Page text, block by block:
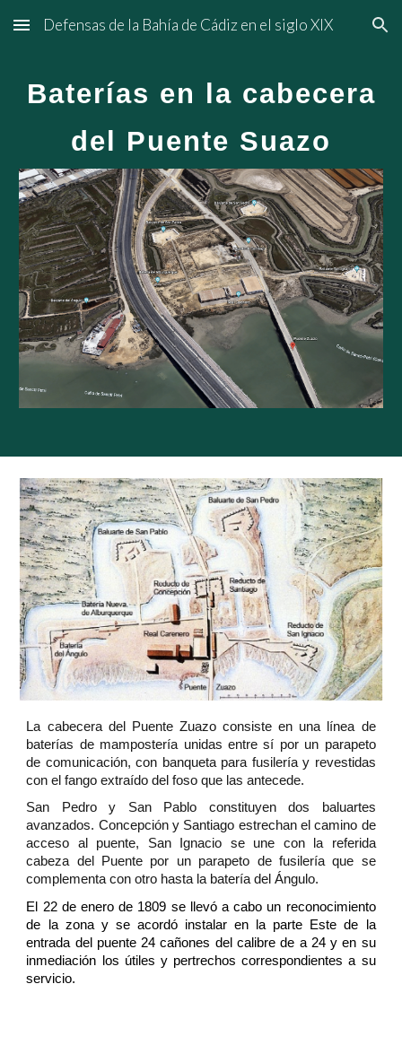
Skip to main content Skip to navigation
Defensas de la Bahía de Cádiz en el siglo XIX
Baterías en la cabecera
del Puente Suazo
La cabecera del Puente Zuazo consiste en una línea de
baterías de mampostería unidas entre sí por un parapeto
de comunicación, con banqueta para fusilería y revestidas
con el fango extraído del foso que las antecede.
San Pedro y San Pablo constituyen dos baluartes
avanzados. Concepción y Santiago estrechan el camino de
acceso al puente, San Ignacio se une con la referida
cabeza del Puente por un parapeto de fusilería que se
complementa con otro hasta la batería del Ángulo.
El 22 de enero de 1809 se llevó a cabo un reconocimiento
de la zona y se acordó instalar en la parte Este de la
entrada del puente 24 cañones del calibre de a 24 y en su
inmediación los útiles y pertrechos correspondientes a su
servicio.